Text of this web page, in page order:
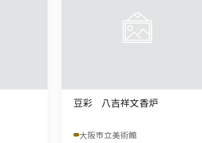
豆彩 八吉祥文香炉
大阪市立美術館